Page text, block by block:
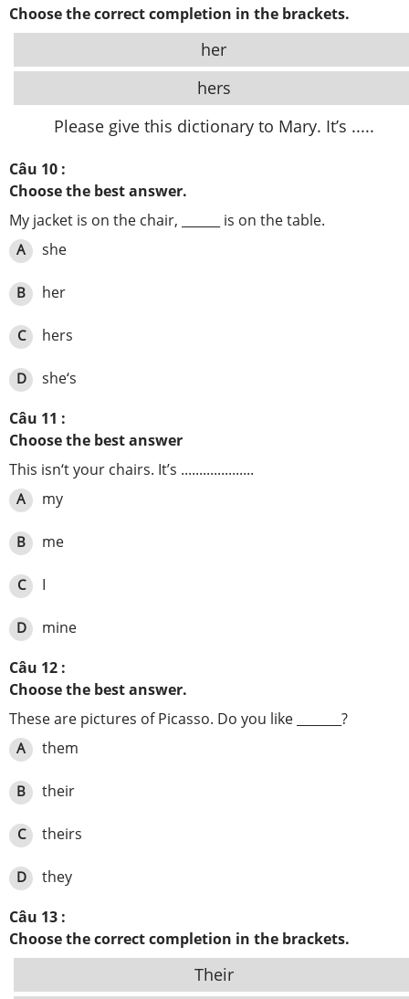
Choose the correct completion in the brackets.
her
hers
Please give this dictionary to Mary. It’s .....
Câu 10 :
Choose the best answer.
My jacket is on the chair, ______ is on the table.
A she
B her
C hers
D
she‘s
Câu 11 :
Choose the best answer
This isn‘t your chairs. It’s ....................
A my
B me
C I
D
mine
Câu 12 :
Choose the best answer.
These are pictures of Picasso. Do you like _______?
A them
B their
C theirs
D
they
Câu 13 :
Choose the correct completion in the brackets.
Their